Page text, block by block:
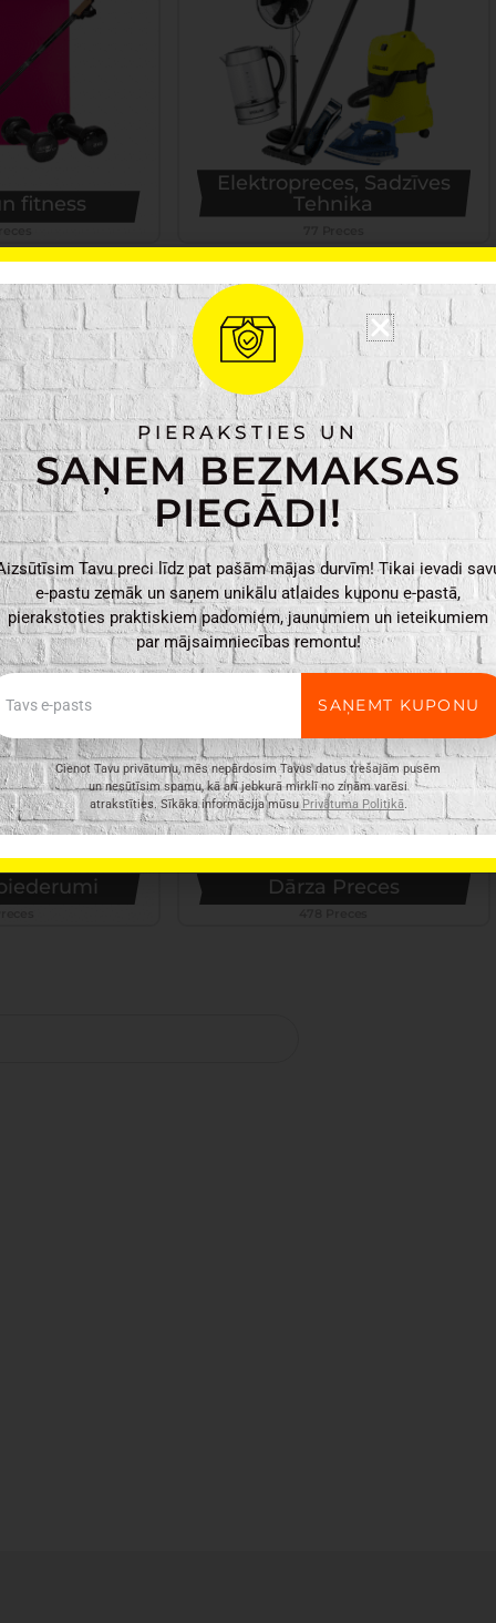
fitness
Elektropreces, Sadzīves
Tehnika
preces Apgaismojums
159 Preces
Dārza Preces
PIERAKSTIES UN
SAŅEM BEZMAKSAS
PIEGĀDI!
Tavu preci līdz pat pašām mājas durvīm! Tikai ievadi
e-pastu zemāk un saņem unikālu atlaides kuponu e-pastā,
pierakstoties praktiskiem padomiem, jaunumiem un ieteikumiem
par mājsaimniecības remontu!
SAŅEMT KUPONU
Cienot Tavu privātumu, mēs nepārdosim Tavus datus trešajām pusēm
un nesūtīsim spamu, kā arī jebkurā mirklī no ziņām varēsi
atrakstīties. Sīkāka informācija mūsuPrivātuma Politikā.